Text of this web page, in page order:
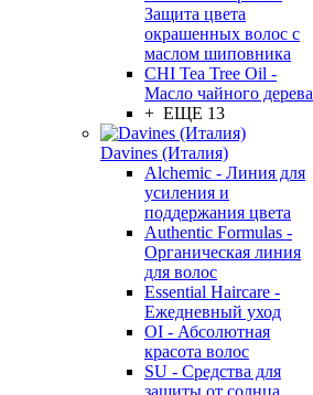
Защита цвета
окрашенных волос с
маслом шиповника
CHI Tea Tree Oil -
Масло чайного дерева
+ ЕЩЕ 13
Davines (Италия)
Alchemic - Линия для
усиления и
поддержания цвета
Authentic Formulas -
Органическая линия
для волос
Essential Haircare -
Eжедневный уход
OI - Абсолютная
красота волос
SU - Средства для
защиты от солнца